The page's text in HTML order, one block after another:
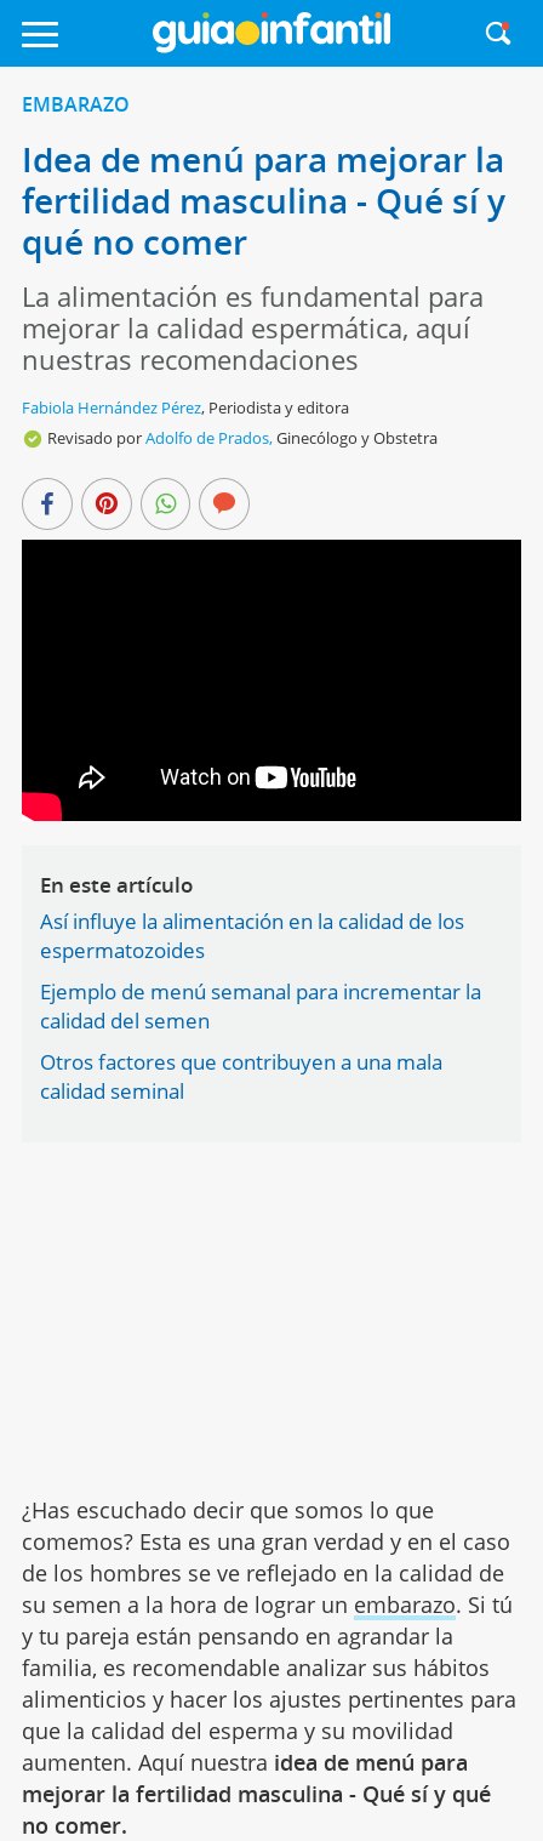
EMBARAZO
Idea de menú para mejorar la
fertilidad masculina - Qué sí y
qué no comer
La alimentación es fundamental para
mejorar la calidad espermática, aquí
nuestras recomendaciones
Fabiola Hernández Pérez, Periodista y editora
Revisado porAdolfo de Prados,Ginecólogo y Obstetra
En este artículo
Así influye la alimentación en la calidad de los
espermatozoides
Ejemplo de menú semanal para incrementar la
calidad del semen
Otros factores que contribuyen a una mala
calidad seminal
¿Has escuchado decir que somos lo que
comemos? Esta es una gran verdad y en el caso
de los hombres se ve reflejado en la calidad de
su semen a la hora de lograr un embarazo. Si tú
y tu pareja están pensando en agrandar la
familia, es recomendable analizar sus hábitos
alimenticios y hacer los ajustes pertinentes para
que la calidad del esperma y su movilidad
aumenten. Aquí nuestra idea de menú para
mejorar la fertilidad masculina - Qué sí y qué
no comer.